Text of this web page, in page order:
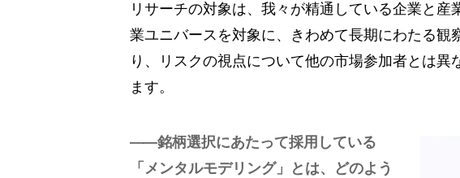
リサーチの対象は、我々が精通している企業と産
業ユニバースを対象に、きわめて長期にわたる観
り、リスクの視点について他の市場参加者とは異
ます。
銘柄選択にあたって採用している
「メンタルモデリング」とは、どのよう